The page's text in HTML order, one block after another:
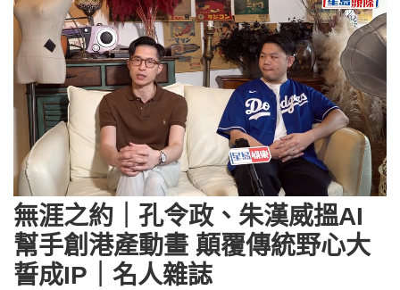
Unmute Loaded
5.60%
無涯之約｜孔令政、朱漢威搵AI
幫手創港產動畫 顛覆傳統野心大
誓成IP｜名人雜誌